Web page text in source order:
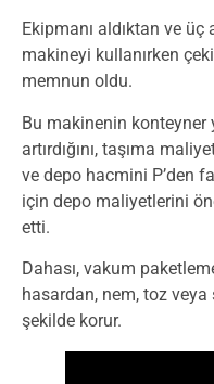
Ekipmanı aldıktan ve
makineyi kullanırken
memnun oldu.
Bu makinenin
artırdığını, taşıma
ve depo hacmini P’den
için depo maliyetlerini
etti.
Dahası, vakum
hasardan, nem, toz veya
şekilde korur.